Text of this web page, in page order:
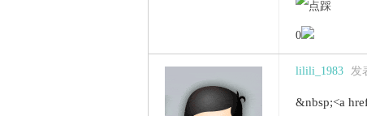
0
lilili_1983 发
&nbsp;<a